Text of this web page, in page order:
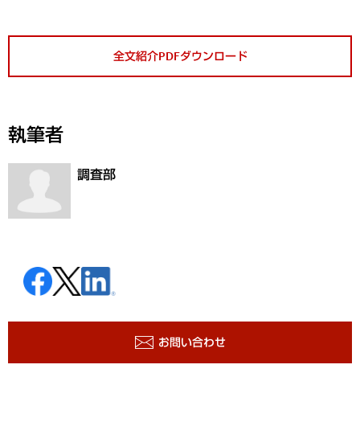
全文紹介PDFダウンロード
執筆者
調査部
お問い合わせ